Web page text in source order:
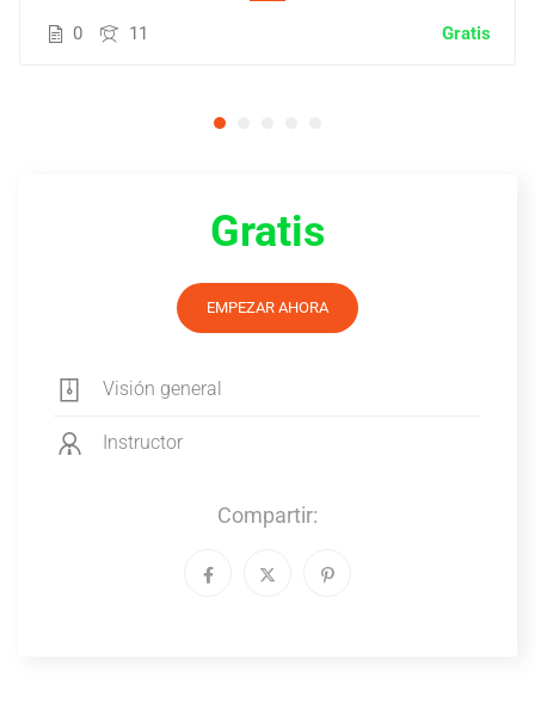
0 11 Gratis
Gratis
EMPEZAR AHORA
Visión general
Instructor
Compartir: